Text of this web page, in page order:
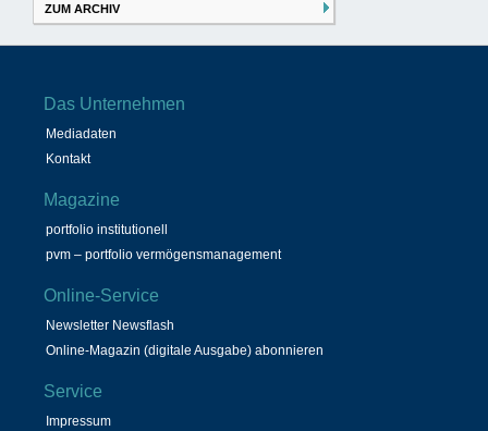
ZUM ARCHIV
Das Unternehmen
Mediadaten
Kontakt
Magazine
portfolio institutionell
pvm – portfolio vermögensmanagement
Online-Service
Newsletter Newsflash
Online-Magazin (digitale Ausgabe) abonnieren
Service
Impressum